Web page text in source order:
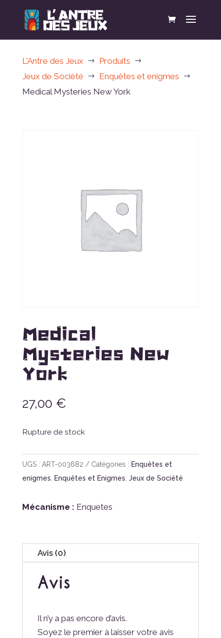
L'Antre des Jeux $ Produits $
Jeux de Société $ Enquêtes et enigmes $
Medical Mysteries New York
Medical
Mysteries New
York
27,00 €
Rupture de stock
UGS : ART-003682 Catégories : Enquêtes et
enigmes, Enquêtes et Enigmes, Jeux de Société
Mécanisme : Enquetes
Avis (0)
Avis
Il n’y a pas encore d’avis.
Soyez le premier à laisser votre avis